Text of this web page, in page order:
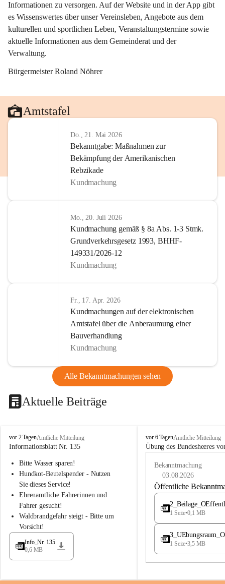
Informationen zu versorgen. Auf der Website und in der App gibt
es Wissenswertes über unser Vereinsleben, Angebote aus dem
kulturellen und sportlichen Leben, Veranstaltungstermine sowie
aktuelle Informationen aus dem Gemeinderat und der
Verwaltung.
Bürgermeister Roland Nöhrer
Amtstafel
Do., 21. Mai 2026
Bekanntgabe: Maßnahmen zur
Bekämpfung der Amerikanischen
Rebzikade
Kundmachung
Mo., 20. Juli 2026
Kundmachung gemäß § 8a Abs. 1-3 Stmk.
Grundverkehrsgesetz 1993, BHHF-
149331/2026-12
Kundmachung
Fr., 17. Apr. 2026
Kundmachungen auf der elektronischen
Amtstafel über die Anberaumung einer
Bauverhandlung
Kundmachung
Alle Bekanntmachungen sehen
Aktuelle Beiträge
B
u
h
a
d
l
vor 2 TagenAmtliche Mitteilung
Informationsblatt Nr. 135
Bitte Wasser sparen!
Hundkot-Beutelspender - Nutzen
Sie dieses Service!
Ehrenamtliche Fahrerinnen und
Fahrer gesucht!
Waldbrandgefahr steigt - Bitte um
Vorsicht!
Info_Nr. 135
0,6 MB
B
u
e
vor 6 TagenAmtliche Mitteilung
Übung des Bundesheeres
Bekanntmachung
03.08.2026
Öffentliche
1 Seite•0,1 MB
1 Seite•3,5 MB